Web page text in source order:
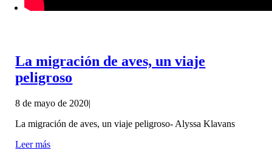
La migración de aves, un viaje
peligroso
8 de mayo de 2020|
La migración de aves, un viaje peligroso- Alyssa Klavans
Leer más